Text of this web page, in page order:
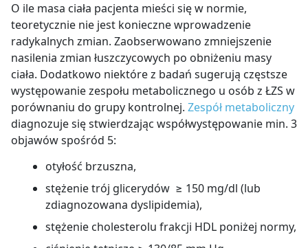
O ile masa ciała pacjenta mieści się w normie,
teoretycznie nie jest konieczne wprowadzenie
radykalnych zmian. Zaobserwowano zmniejszenie
nasilenia zmian łuszczycowych po obniżeniu masy
ciała. Dodatkowo niektóre z badań sugerują częstsze
występowanie zespołu metabolicznego u osób z ŁZS w
porównaniu do grupy kontrolnej. Zespół metaboliczny
diagnozuje się stwierdzając współwystępowanie min. 3
objawów spośród 5:
otyłość brzuszna,
stężenie trój glicerydów ≥ 150 mg/dl (lub
zdiagnozowana dyslipidemia),
stężenie cholesterolu frakcji HDL poniżej normy,